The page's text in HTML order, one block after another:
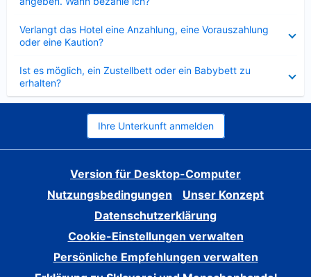
Verlangt das Hotel eine Anzahlung, eine Vorauszahlung
oder eine Kaution?
Ist es möglich, ein Zustellbett oder ein Babybett zu
erhalten?
Ihre Unterkunft anmelden
Version für Desktop-Computer
Nutzungsbedingungen
Unser Konzept
Datenschutzerklärung
Cookie-Einstellungen verwalten
Persönliche Empfehlungen verwalten